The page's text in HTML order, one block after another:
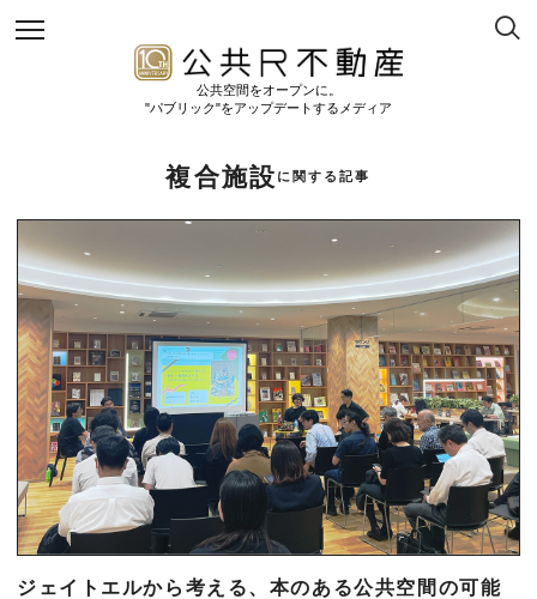
公共空間をオープンに。
"パブリック"をアップデートするメディア
複合施設 に関する記事
ジェイトエルから考える、本のある公共空間の可能